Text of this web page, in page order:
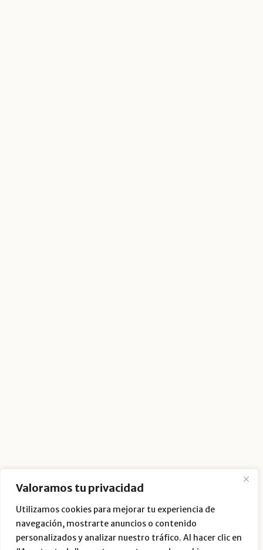
Valoramos tu privacidad
Utilizamos cookies para mejorar tu experiencia de
navegación, mostrarte anuncios o contenido
personalizados y analizar nuestro tráfico. Al hacer clic en